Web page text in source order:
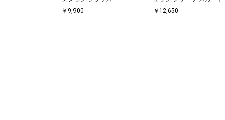
￥9,900
￥12,650